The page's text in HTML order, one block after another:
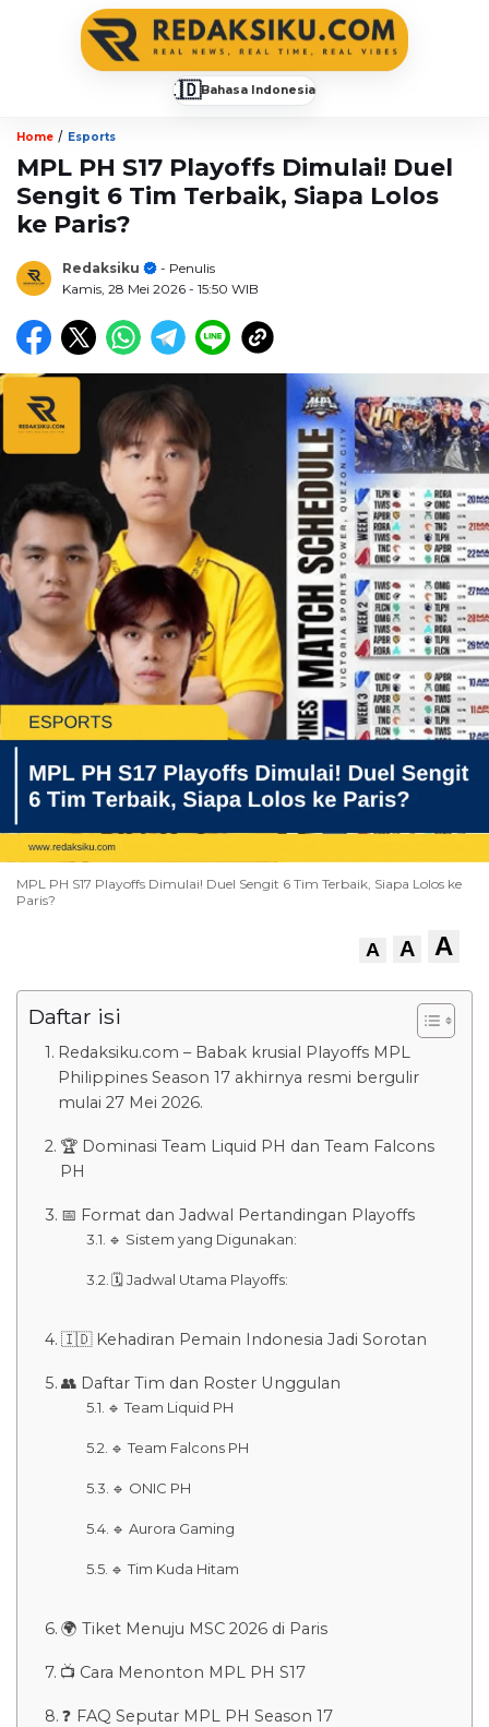
🇮🇩Bahasa Indonesia
Home / Esports
MPL PH S17 Playoffs Dimulai! Duel
Sengit 6 Tim Terbaik, Siapa Lolos
ke Paris?
Redaksiku
- Penulis
Kamis, 28 Mei 2026 - 15:50 WIB
MPL PH S17 Playoffs Dimulai! Duel Sengit 6 Tim Terbaik, Siapa Lolos ke
Paris?
A A A
Daftar isi
Redaksiku.com – Babak krusial Playoffs MPL
Philippines Season 17 akhirnya resmi bergulir
mulai 27 Mei 2026.
🏆 Dominasi Team Liquid PH dan Team Falcons
PH
📅 Format dan Jadwal Pertandingan Playoffs
🔹 Sistem yang Digunakan:
🗓️ Jadwal Utama Playoffs:
🇮🇩 Kehadiran Pemain Indonesia Jadi Sorotan
👥 Daftar Tim dan Roster Unggulan
🔹 Team Liquid PH
🔹 Team Falcons PH
🔹 ONIC PH
🔹 Aurora Gaming
🔹 Tim Kuda Hitam
🌍 Tiket Menuju MSC 2026 di Paris
📺 Cara Menonton MPL PH S17
❓ FAQ Seputar MPL PH Season 17